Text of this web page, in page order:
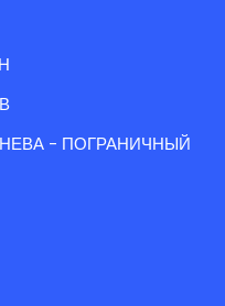
- ПОГРАНИЧНЫЙ